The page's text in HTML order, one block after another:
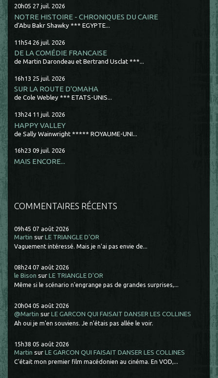
20h05 27 juil. 2026
NOTRE HISTOIRE - CHRONIQUES DU CAIRE
d'Abu Bakr Shawky *** EGYPTE...
11h54 26 juil. 2026
DE LA COMÉDIE FRANCAISE
de Martin Darondeau et Bertrand Usclat ***...
16h13 25 juil. 2026
SUR LA ROUTE D'OMAHA
de Cole Webley *** ETATS-UNIS...
13h24 11 juil. 2026
HAPPY VALLEY
de Sally Wainwright ***** ROYAUME-UNI...
16h23 09 juil. 2026
MAIS ENCORE...
COMMENTAIRES RÉCENTS
09h45 07 août 2026
Martin surLE TRIANGLE D'OR
Vaguement intéressé. Mais je n'ai pas envie de...
08h24 07 août 2026
le Bison surLE TRIANGLE D'OR
Même si le scénario n'engrange pas de grandes surprises,...
20h04 05 août 2026
@Martin surLE GARCON QUI FAISAIT DANSER LES COLLINES
Ah oui je m'en souviens. Je n'étais pas allée le voir.
15h38 05 août 2026
Martin surLE GARCON QUI FAISAIT DANSER LES COLLINES
C'était mon premier film macédonien au cinéma. En VOD,...